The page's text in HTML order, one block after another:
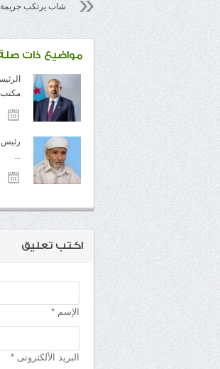
شاب يرتكب
مواضيع ذات
مكتب
رئيس
اكتب تعليق
الإسم *
البريد الألكترونى *